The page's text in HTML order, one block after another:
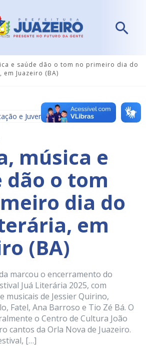
e saúde dão o tom no primeiro dia do
em Juazeiro (BA)
e Juventude - SEDUC
música e
dão o tom
dia do
em
(BA)
marcou o encerramento do
Juá Literária 2025, com
musicais de Jessier Quirino,
Fatel, Ana Barroso e Tio Zé Bá. O
o Centro de Cultura João
cantos da Orla Nova de Juazeiro.
[…]